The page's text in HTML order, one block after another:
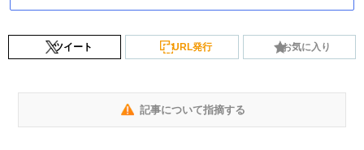
ツイート URL発行 お気に入り
記事について指摘する